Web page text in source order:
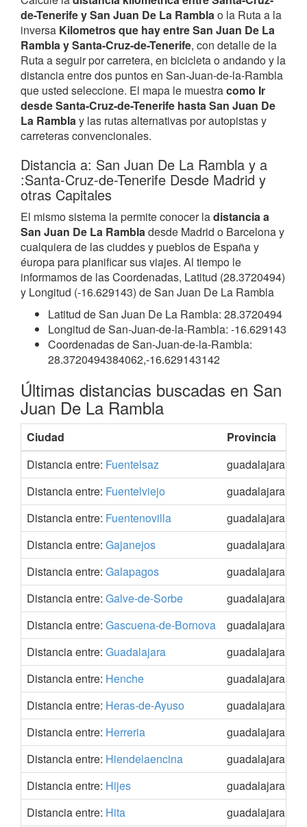
de-Tenerife y San Juan De La Ramblao la Ruta a la
inversa Kilometros que hay entre San Juan De La
Rambla y Santa-Cruz-de-Tenerife, con detalle de la
Ruta a seguir por carretera, en bicicleta o andando y la
distancia entre dos puntos en San-Juan-de-la-Rambla
que usted seleccione. El mapa le muestracomo Ir
desde Santa-Cruz-de-Tenerife hasta San Juan De
La Ramblay las rutas alternativas por autopistas y
carreteras convencionales.
Distancia a: San Juan De La Rambla y a
:Santa-Cruz-de-Tenerife Desde Madrid y
otras Capitales
El mismo sistema la permite conocer ladistancia a
San Juan De La Rambladesde Madrid o Barcelona y
cualquiera de las ciuddes y pueblos de España y
éuropa para planificar sus viajes. Al tiempo le
informamos de las Coordenadas, Latitud (28.3720494)
y Longitud (-16.629143) de San Juan De La Rambla
Latitud de San Juan De La Rambla: 28.3720494
Longitud de San-Juan-de-la-Rambla: -16.629143
Coordenadas de San-Juan-de-la-Rambla:
28.3720494384062,-16.629143142
Últimas distancias buscadas en San
Juan De La Rambla
Ciudad Provincia
Distancia entre: Fuentelsaz guadalajara
Distancia entre: Fuentelviejo guadalajara
Distancia entre: Fuentenovilla guadalajara
Distancia entre: Gajanejos guadalajara
Distancia entre: Galapagos guadalajara
Distancia entre: Galve-de-Sorbe guadalajara
Distancia entre: Gascuena-de-Bornova guadalajara
Distancia entre: Guadalajara guadalajara
Distancia entre: Henche guadalajara
Distancia entre: Heras-de-Ayuso guadalajara
Distancia entre: Herreria guadalajara
Distancia entre: Hiendelaencina guadalajara
Distancia entre: Hijes guadalajara
Distancia entre: Hita guadalajara